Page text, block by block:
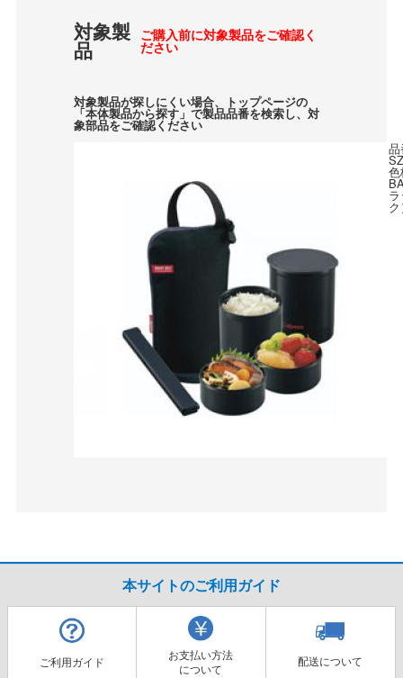
対象製
品
ご購入前に対象製品をご確認く
ださい
対象製品が探しにくい場合、トップページの
「本体製品から探す」で製品品番を検索し、対
象部品をご確認ください
本サイトのご利用ガイド
ご利用ガイド
お支払い方法
について
配送について